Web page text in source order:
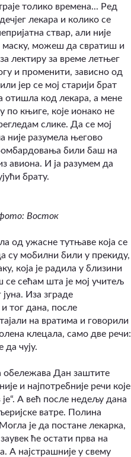
толико времена... Ред
лекара и колико се
ствар, али није
маску, можеш да свратиш и
лектиру за време летњег
и променити, зависно од
јер се мој старији брат
отишла код лекара, а мене
по књиге, које ионако не
слике. Да се мој
није разумела његово
били баш на
авиона. И ја разумем да
брату.
Восток
од ужасне тутњаве која се
су мобилни били у прекиду,
која је радила у близини
се сећам шта је мој учитељ
Иза зграде
и тог дана, после
на вратима и говорили
клецала, само две речи:
да чују.
обележава Дан заштите
и најпотребније речи које
А већ после недељу дана
ватре. Полина
је да постане лекарка,
ће остати прва на
А најстрашније у свему